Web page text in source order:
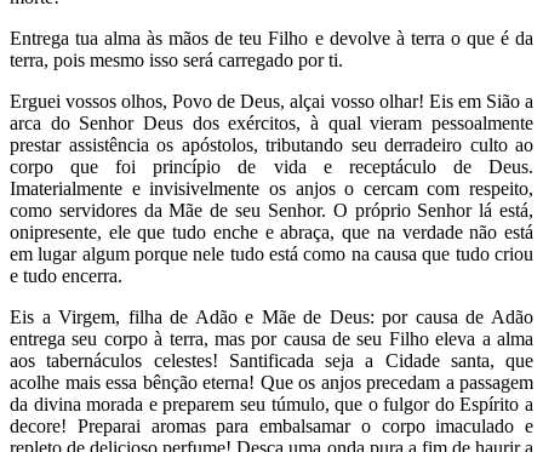
Entrega tua alma às mãos de teu Filho e devolve à terra o que é da
terra, pois mesmo isso será carregado por ti.
Erguei vossos olhos, Povo de Deus, alçai vosso olhar! Eis em Sião a
arca do Senhor Deus dos exércitos, à qual vieram pessoalmente
prestar assistência os apóstolos, tributando seu derradeiro culto ao
corpo que foi princípio de vida e receptáculo de Deus.
Imaterialmente e invisivelmente os anjos o cercam com respeito,
como servidores da Mãe de seu Senhor. O próprio Senhor lá está,
onipresente, ele que tudo enche e abraça, que na verdade não está
em lugar algum porque nele tudo está como na causa que tudo criou
e tudo encerra.
Eis a Virgem, filha de Adão e Mãe de Deus: por causa de Adão
entrega seu corpo à terra, mas por causa de seu Filho eleva a alma
aos tabernáculos celestes! Santificada seja a Cidade santa, que
acolhe mais essa bênção eterna! Que os anjos precedam a passagem
da divina morada e preparem seu túmulo, que o fulgor do Espírito a
decore! Preparai aromas para embalsamar o corpo imaculado e
repleto de delicioso perfume! Desça uma onda pura a fim de haurir a